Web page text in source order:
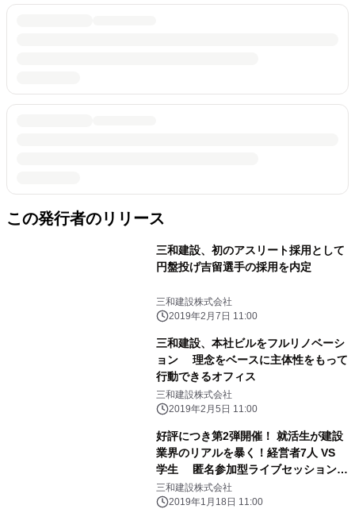
この発行者のリリース
三和建設、初のアスリート採用として
円盤投げ吉留選手の採用を内定
三和建設株式会社
2019年2月7日 11:00
三和建設、本社ビルをフルリノベーシ
ョン 理念をベースに主体性をもって
行動できるオフィス
三和建設株式会社
2019年2月5日 11:00
好評につき第2弾開催！ 就活生が建設
業界のリアルを暴く！経営者7人 VS
学生 匿名参加型ライブセッションを
2月17日大阪にて開催
三和建設株式会社
2019年1月18日 11:00